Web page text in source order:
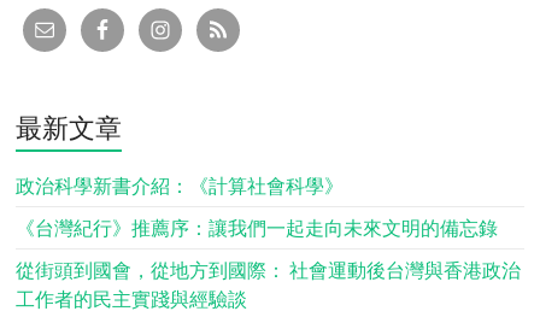
最新文章
政治科學新書介紹：《計算社會科學》
《台灣紀行》推薦序：讓我們一起走向未來文明的備忘錄
從街頭到國會，從地方到國際： 社會運動後台灣與香港政治
工作者的民主實踐與經驗談